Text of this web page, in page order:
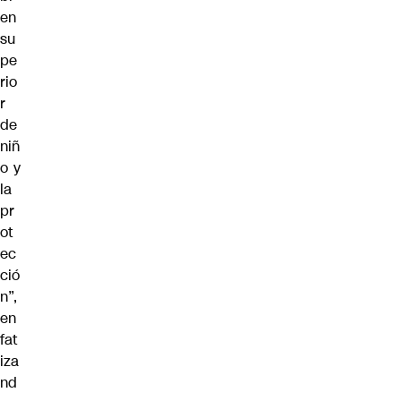
en
su
pe
rio
r
de
niñ
o y
la
pr
ot
ec
ció
n”,
en
fat
iza
nd